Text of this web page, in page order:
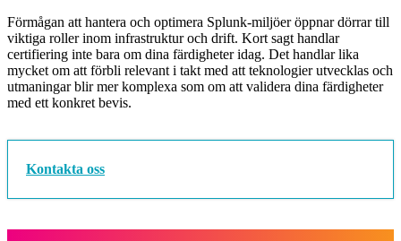
Förmågan att hantera och optimera Splunk-miljöer öppnar dörrar till
viktiga roller inom infrastruktur och drift. Kort sagt handlar
certifiering inte bara om dina färdigheter idag. Det handlar lika
mycket om att förbli relevant i takt med att teknologier utvecklas och
utmaningar blir mer komplexa som om att validera dina färdigheter
med ett konkret bevis.
Kontakta oss